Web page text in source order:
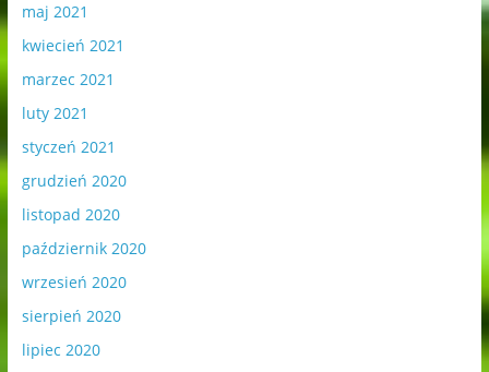
maj 2021
kwiecień 2021
marzec 2021
luty 2021
styczeń 2021
grudzień 2020
listopad 2020
październik 2020
wrzesień 2020
sierpień 2020
lipiec 2020